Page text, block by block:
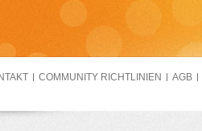
COMMUNITY RICHTLINIEN AGB